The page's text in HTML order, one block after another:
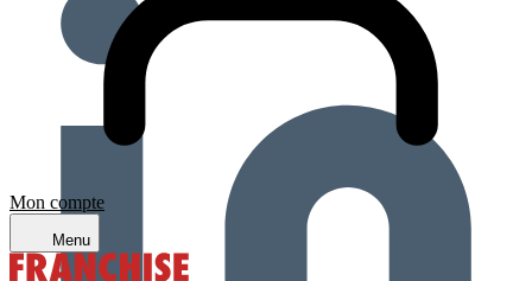
Mon compte
Menu